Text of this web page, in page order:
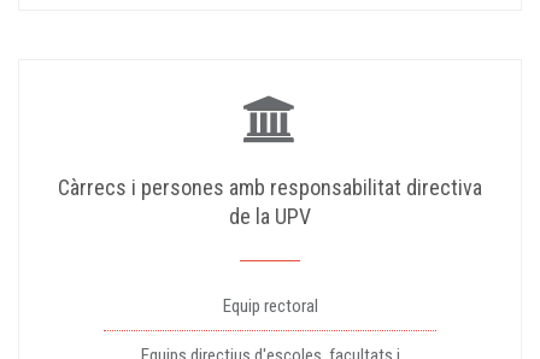
Càrrecs i persones amb responsabilitat directiva
de la UPV
Equip rectoral